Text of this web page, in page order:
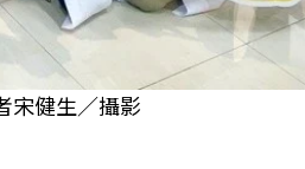
宋健生／攝影